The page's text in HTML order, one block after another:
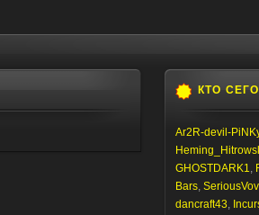
КТО
Ar2R-devil-
GHOSTDARK1,
Bars,
dancraft43,